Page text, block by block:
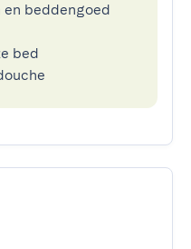
en beddengoed
bed